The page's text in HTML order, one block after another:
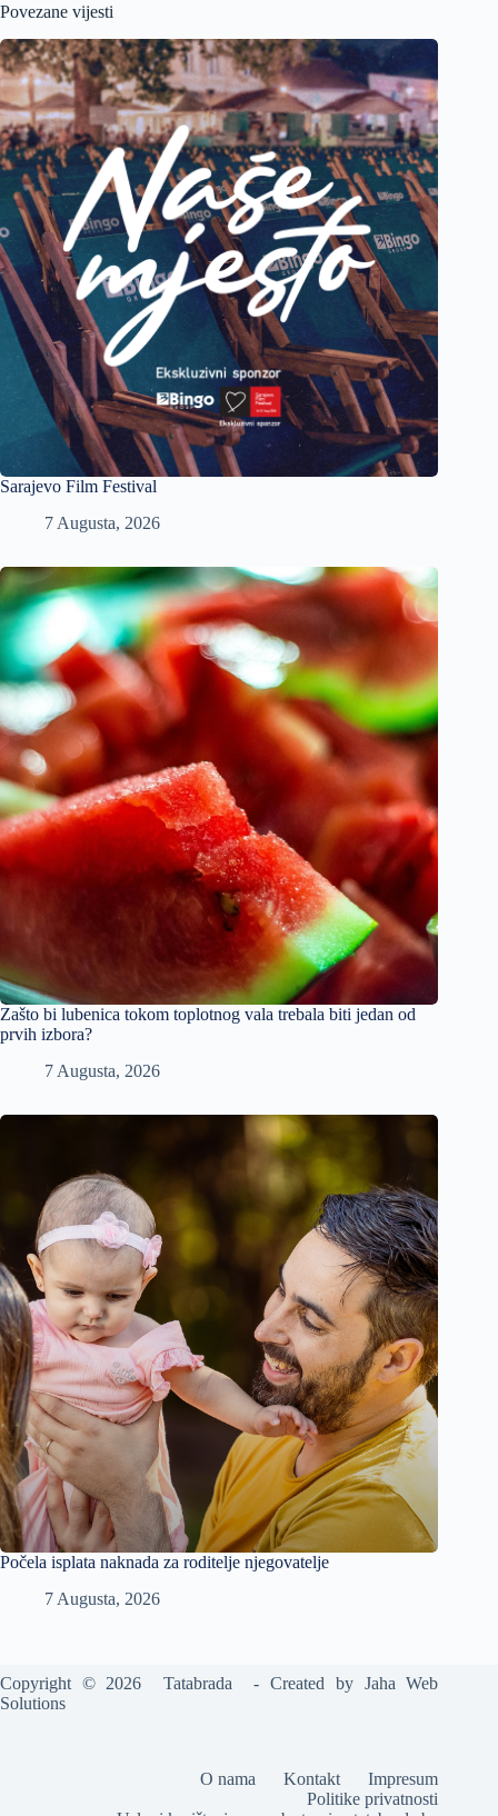
Povezane vijesti
Sarajevo Film Festival
7 Augusta, 2026
Zašto bi lubenica tokom toplotnog vala trebala biti jedan od
prvih izbora?
7 Augusta, 2026
Počela isplata naknada za roditelje njegovatelje
7 Augusta, 2026
Copyright © 2026 Tatabrada - Created by Jaha Web
Solutions
O nama Kontakt
Impresum
Politike privatnosti